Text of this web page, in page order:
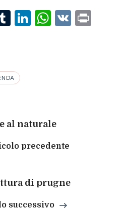
Tumblr
LinkedIn
VK
al naturale
precedente
di prugne
successivo